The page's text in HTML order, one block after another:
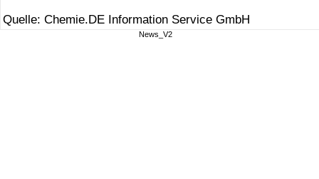
Quelle: Chemie.DE Information Service GmbH
News_V2